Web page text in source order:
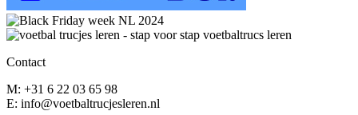
Contact
M: +31 6 22 03 65 98
E: info@voetbaltrucjesleren.nl